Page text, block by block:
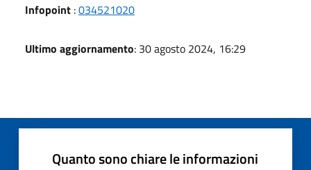
Infopoint :034521020
Ultimo aggiornamento: 30 agosto 2024, 16:29
Quanto sono chiare le informazioni